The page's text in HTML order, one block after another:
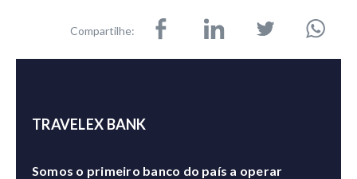
Compartilhe:
TRAVELEX BANK
Somos o primeiro banco do país a operar